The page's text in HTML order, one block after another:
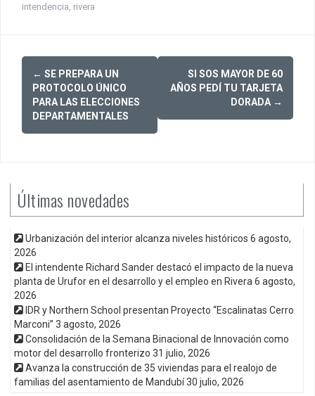
intendencia rivera
Post
navigation
← SE PREPARA UN
PROTOCOLO ÚNICO
PARA LAS ELECCIONES
DEPARTAMENTALES
SI SOS MAYOR DE 60
AÑOS PEDÍ TU TARJETA
DORADA →
Últimas novedades
Urbanización del interior alcanza niveles históricos 6 agosto,
2026
El intendente Richard Sander destacó el impacto de la nueva
planta de Urufor en el desarrollo y el empleo en Rivera 6 agosto,
2026
IDR y Northern School presentan Proyecto “Escalinatas Cerro
Marconi” 3 agosto, 2026
Consolidación de la Semana Binacional de Innovación como
motor del desarrollo fronterizo 31 julio, 2026
Avanza la construcción de 35 viviendas para el realojo de
familias del asentamiento de Mandubí30 julio, 2026